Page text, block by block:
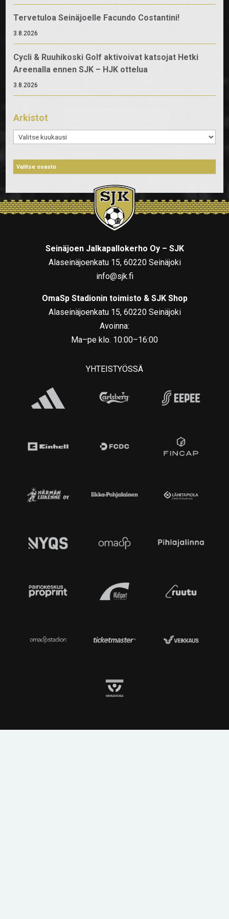
Tervetuloa Seinäjoelle Facundo Costantini!
3.8.2026
Cycli & Ruuhikoski Golf aktivoivat katsojat Hetki
Areenalla ennen SJK – HJK ottelua
3.8.2026
Arkistot
Arkistot
Seinäjoen Jalkapallokerho Oy – SJK
Alaseinäjoenkatu 15, 60220 Seinäjoki
info@sjk.fi
OmaSp Stadionin toimisto & SJK Shop
Alaseinäjoenkatu 15, 60220 Seinäjoki
Avoinna:
Ma–pe klo. 10:00–16:00
YHTEISTYÖSSÄ